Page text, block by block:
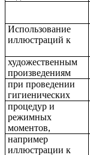
Использование
иллюстраций к
художественным
произведениям
при проведении
гигиенических
процедур и
режимных
моментов,
например
иллюстрации к